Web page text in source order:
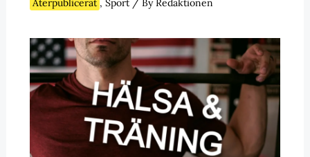
Återpublicerat , Sport/ ByRedaktionen